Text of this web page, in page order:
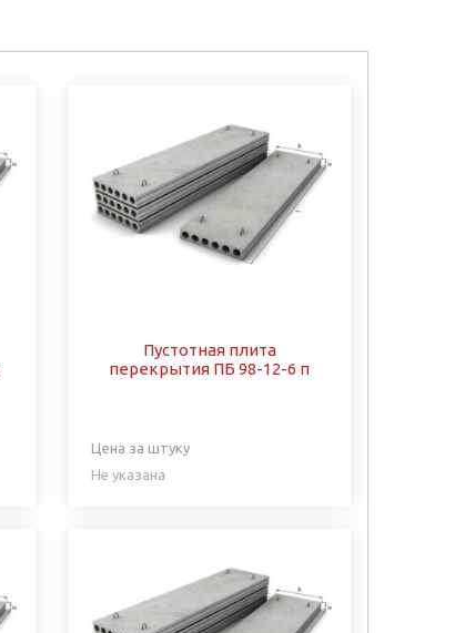
Пустотная плита
перекрытия ПБ 98-12-6 п
Цена за штуку
Не указана